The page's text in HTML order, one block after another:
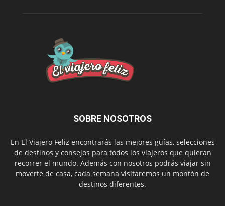
SOBRE NOSOTROS
En El Viajero Feliz encontrarás las mejores guías, selecciones
de destinos y consejos para todos los viajeros que quieran
recorrer el mundo. Además con nosotros podrás viajar sin
moverte de casa, cada semana visitaremos un montón de
destinos diferentes.